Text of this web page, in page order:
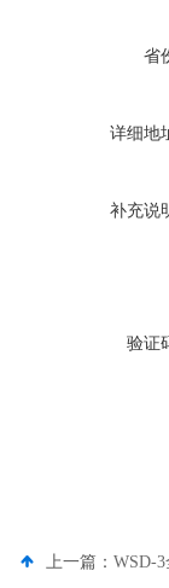
省
详细地
补充说
验证
上一篇： WSD-